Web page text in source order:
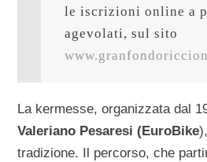
le iscrizioni online a
La kermesse, organizzata dal
Valeriano Pesaresi (EuroBike
tradizione. Il percorso, che